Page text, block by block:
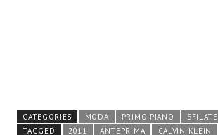
CATEGORIES MODA PRIMO PIANO SFILATE
TAGGED
2011 ANTEPRIMA CALVIN KLEIN